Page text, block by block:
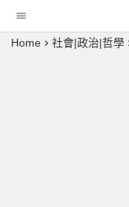
Home 社會|政治|哲學